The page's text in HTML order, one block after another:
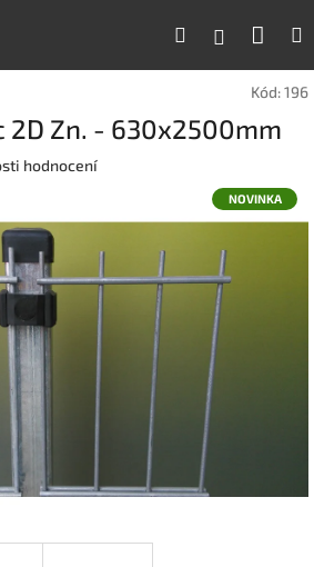
Hledat
Kód:196
2D Zn. - 630x2500mm
hodnocení
NOVINKA